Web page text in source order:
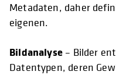
Metadaten, daher
eigenen.
Bildanalyse– Bilder
Datentypen, deren